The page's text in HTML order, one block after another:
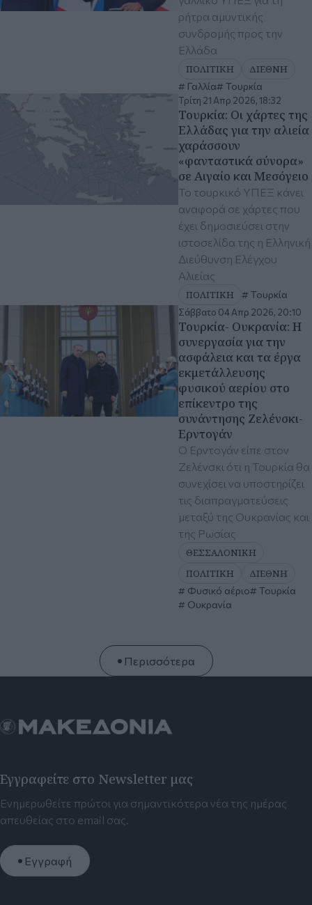
ρήτρα αμυντικής
συνδρομής προς την
Ελλάδα
ΠΟΛΙΤΙΚΗ ΔΙΕΘΝΗ
Γαλλία Τουρκία
Τρίτη 21 Απρ 2026, 18:32
Τουρκία: Οι χάρτες της
Ελλάδας για την αλιεία
χαράσσουν
«φανταστικά σύνορα»
σε Αιγαίο και Μεσόγειο
Το τουρκικό ΥΠΕΞ κάνει
αναφορά σε χάρτες που
έχει δημοσιεύσει στην
ιστοσελίδα της η Ελληνική
Διεύθυνση Ελέγχου
Αλιείας
ΠΟΛΙΤΙΚΗ Τουρκία
Σάββατο 04 Απρ 2026, 20:10
Τουρκία- Ουκρανία: Η
συνεργασία για την
ασφάλεια και τα έργα
εκμετάλλευσης
φυσικού αερίου στο
επίκεντρο της
συνάντησης Ζελένσκι-
Ερντογάν
Ο Ερντογάν είπε στον
Ζελένσκι ότι η Τουρκία θα
συνεχίσει να υποστηρίζει
τις διαπραγματεύσεις
μεταξύ της Ουκρανίας και
της Ρωσίας
ΘΕΣΣΑΛΟΝΙΚΗ
ΠΟΛΙΤΙΚΗ
ΔΙΕΘΝΗ
Φυσικό αέριο
Τουρκία
Ουκρανία
Περισσότερα
Εγγραφείτε στο Newsletter μας
Ενημερωθείτε πρώτοι για σημαντικότερα νέα της ημέρας
απευθείας στο email σας.
Εγγραφή